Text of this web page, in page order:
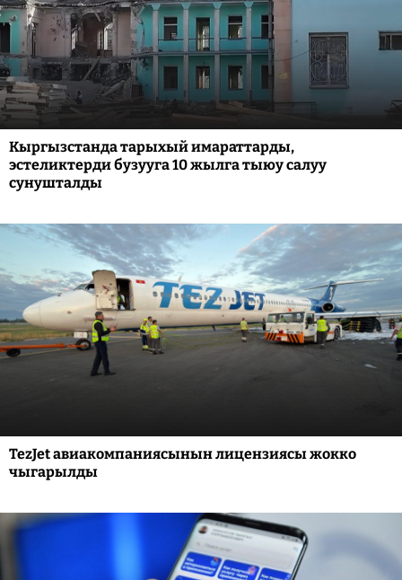
Кыргызстанда тарыхый имараттарды,
эстеликтерди бузууга 10 жылга тыюу салуу
сунушталды
TezJet авиакомпаниясынын лицензиясы жокко
чыгарылды